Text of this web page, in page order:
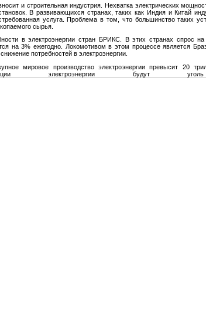
и строительная индустрия. Нехватка электрических
В развивающихся странах, таких как Индия и Китай
услуга. Проблема в том, что большинство таких
сырья.
в электроэнергии стран БРИКС. В этих странах спрос
на 3% ежегодно. Локомотивом в этом процессе является
потребностей в электроэнергии.
мировое производство электроэнергии превысит 20
электроэнергии будут